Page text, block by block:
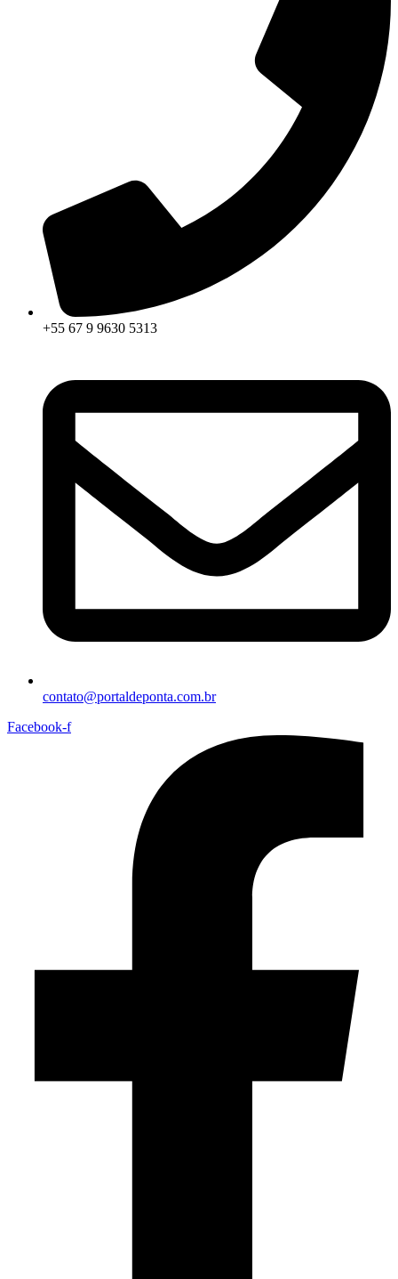
+55 67 9 9630 5313
contato@portaldeponta.com.br
Facebook-f